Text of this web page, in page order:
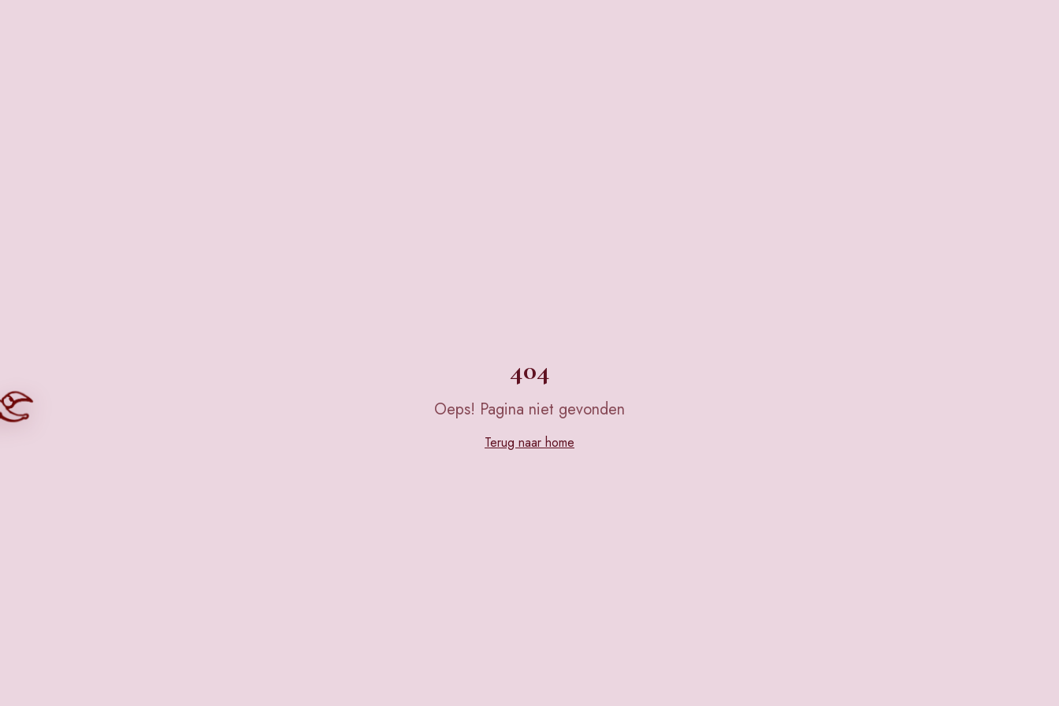
404
Oeps! Pagina niet gevonden
Terug naar home